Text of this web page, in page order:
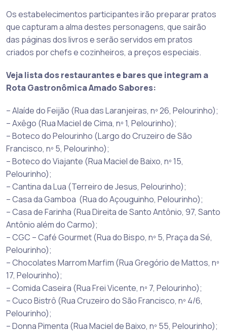
Os estabelecimentos participantes irão preparar pratos
que capturam a alma destes personagens, que sairão
das páginas dos livros e serão servidos em pratos
criados por chefs e cozinheiros, a preços especiais.
Veja lista dos restaurantes e bares que integram a
Rota Gastronômica Amado Sabores:
– Alaíde do Feijão (Rua das Laranjeiras, nº 26, Pelourinho);
– Axêgo (Rua Maciel de Cima, nº 1, Pelourinho);
– Boteco do Pelourinho (Largo do Cruzeiro de São
Francisco, nº 5, Pelourinho);
– Boteco do Viajante (Rua Maciel de Baixo, nº 15,
Pelourinho);
– Cantina da Lua (Terreiro de Jesus, Pelourinho);
– Casa da Gamboa (Rua do Açouguinho, Pelourinho);
– Casa de Farinha (Rua Direita de Santo Antônio, 97, Santo
Antônio além do Carmo);
– CGC – Café Gourmet (Rua do Bispo, nº 5, Praça da Sé,
Pelourinho);
– Chocolates Marrom Marfim (Rua Gregório de Mattos, nº
17, Pelourinho);
– Comida Caseira (Rua Frei Vicente, nº 7, Pelourinho);
– Cuco Bistrô (Rua Cruzeiro do São Francisco, nº 4/6,
Pelourinho);
– Donna Pimenta (Rua Maciel de Baixo, nº 55, Pelourinho);